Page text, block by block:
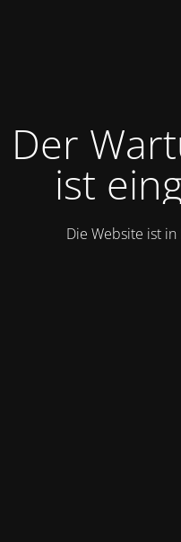
Der
ist
Die Website ist